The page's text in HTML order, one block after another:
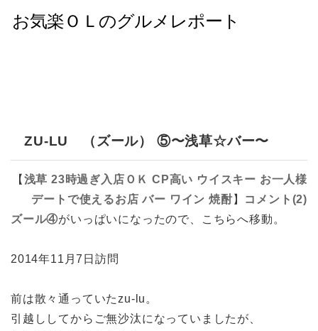
ZU-LU （ズール） ⑤〜浅草☆バー〜
【 浅草 23時過ぎ入店ＯＫ CP高い ウイスキー お一人様
デートで使えるお店 バー ワイン 焼酎】 コメント(2)
ズール④がいっぱいになったので、こちらへ移動。
2014年11月7日訪問
前は散々通っていたzu-lu。
引越ししてからご無沙汰になっていましたが、